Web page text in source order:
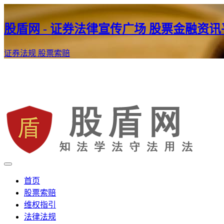
股盾网 - 证券法律宣传广场 股票金融资讯
证券法规 股票索赔
股盾网
证券股票维权网
首页
股票索赔
维权指引
法律法规